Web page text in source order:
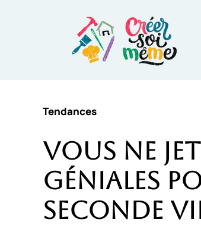
Tendances
Vous ne
géniales
seconde